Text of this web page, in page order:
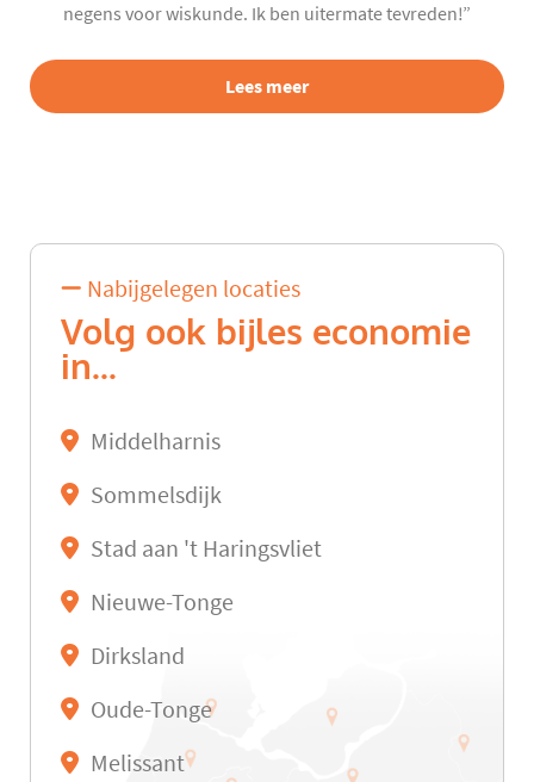
negens voor wiskunde. Ik ben uitermate tevreden!”
Lees meer
Nabijgelegen locaties
Volg ook bijles economie
in...
Middelharnis
Sommelsdijk
Stad aan 't Haringsvliet
Nieuwe-Tonge
Dirksland
Oude-Tonge
Melissant